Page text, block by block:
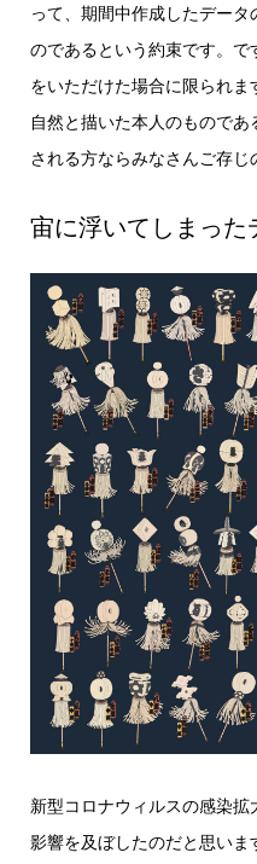
って、期間中作成したデー
のであるという約束です。
をいただけた場合に限られ
自然と描いた本人のもので
される方ならみなさんご存じ
宙に浮いてしまった
新型コロナウィルスの感染
影響を及ぼしたのだと思い